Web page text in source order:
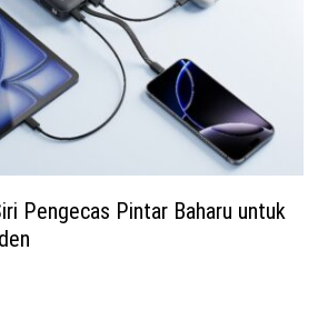
Pengecas Pintar Baharu untuk